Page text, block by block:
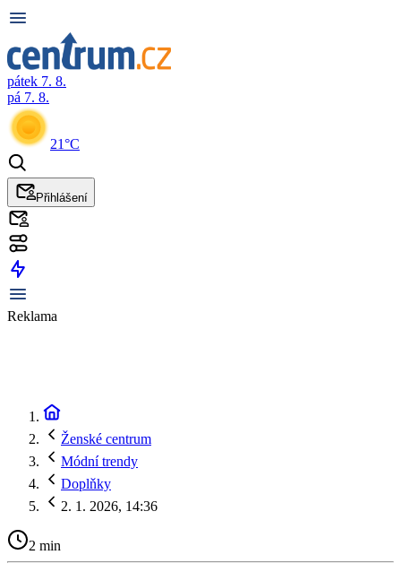
pátek 7. 8.
pá 7. 8.
21°C
Přihlášení
Reklama
Ženské centrum
Módní trendy
Doplňky
2. 1. 2026, 14:36
2 min